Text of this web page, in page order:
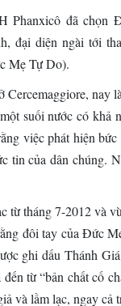
Phanxicô đã chọn
đại diện ngài tới
Mẹ Tự Do).
Cercemaggiore, nay
suối nước có
việc phát hiện
tin của dân chúng.
từ tháng 7-2012 và
đôi tay của Đức
ghi dấu Thánh
từ “bản chất cố
và lầm lạc, ngay cả